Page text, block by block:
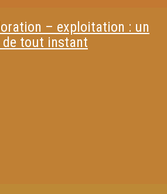
– exploitation : un
de tout instant